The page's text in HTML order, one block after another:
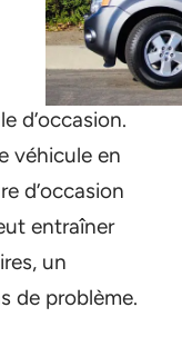
d’occasion.
véhicule en
d’occasion
entraîner
un
de problème.